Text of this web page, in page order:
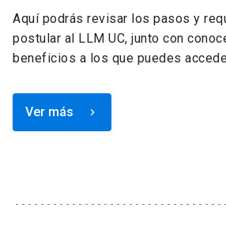
Aquí podrás revisar los pasos y
postular al LLM UC, junto con
beneficios a los que puedes
Ver más keyboard_arrow_right